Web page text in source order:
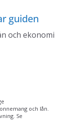
guiden
och ekonomi
och lån.
Se